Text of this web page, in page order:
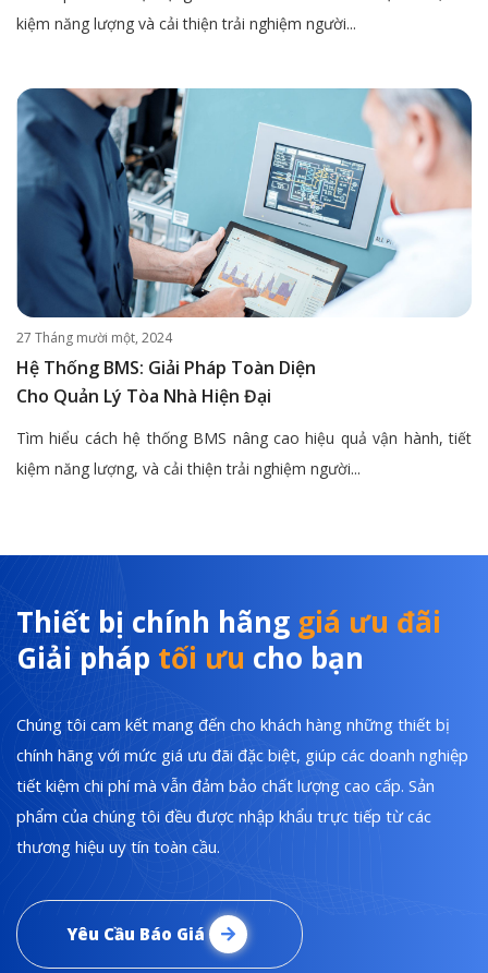
kiệm năng lượng và cải thiện trải nghiệm người...
27 Tháng mười một, 2024
Hệ Thống BMS: Giải Pháp Toàn Diện
Cho Quản Lý Tòa Nhà Hiện Đại
Tìm hiểu cách hệ thống BMS nâng cao hiệu quả vận hành, tiết
kiệm năng lượng, và cải thiện trải nghiệm người...
Thiết bị chính hãng giá ưu đãi
Giải pháp tối ưu cho bạn
Chúng tôi cam kết mang đến cho khách hàng những thiết bị
chính hãng với mức giá ưu đãi đặc biệt, giúp các doanh nghiệp
tiết kiệm chi phí mà vẫn đảm bảo chất lượng cao cấp. Sản
phẩm của chúng tôi đều được nhập khẩu trực tiếp từ các
thương hiệu uy tín toàn cầu.
Yêu Cầu Báo Giá